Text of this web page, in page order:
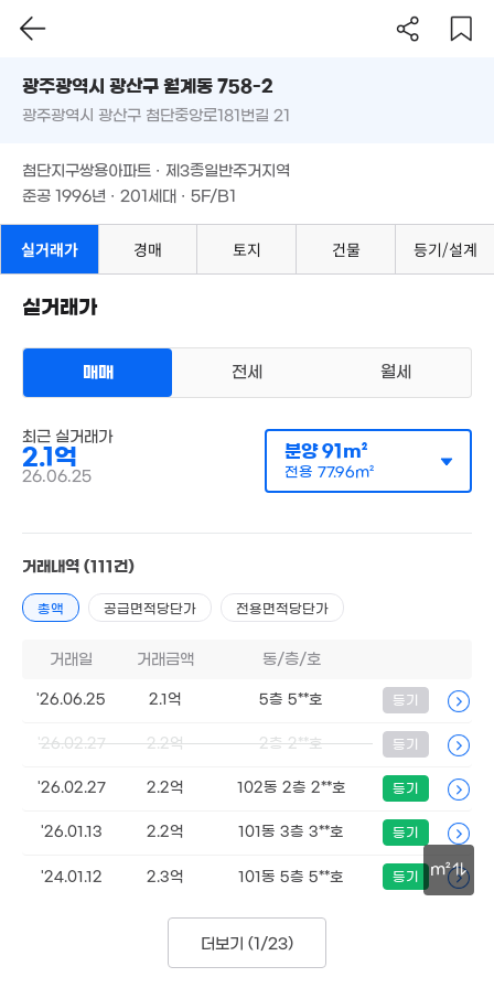
2.98억
101m²
2.5억
3.2억
전용85m²
계약일 '26. 06
필터 매물 탐색
광주시 광산구 월계동 758-2
준공 1996년 · 201세대 · 5F/B1
m²
광주광역시 광산구 월계동 758-2
광주광역시 광산구 첨단중앙로181번길 21
첨단지구쌍용아파트 · 제3종일반주거지역
준공 1996년 · 201세대 · 5F/B1
실거래가 경매 토지 건물 등기/설계
실거래가
매매 전세 월세
최근 실거래가
2.1억
26.06.25
분양91m²
전용 77.96m²
거래내역 (111건)
총액 공급면적당단가 전용면적당단가
거래일 거래금액 동/층/호
'26.06.25 2.1억 5층 5**호 등기
'26.02.27 2.2억 2층 2**호 등기
'26.02.27 2.2억 102동 2층 2**호 등기
'26.01.13 2.2억 101동 3층 3**호 등기
'24.01.12 2.3억 101동 5층 5**호 등기
더보기 (1/23)